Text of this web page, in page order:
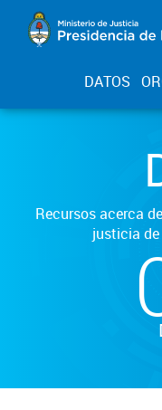
DATOS
Recursos acerca
justicia